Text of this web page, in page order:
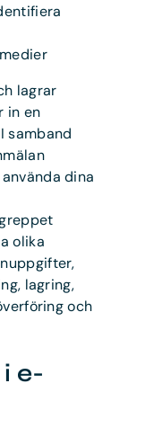
lagrar
in en
samband
dina
olika
lagring,
och
e-